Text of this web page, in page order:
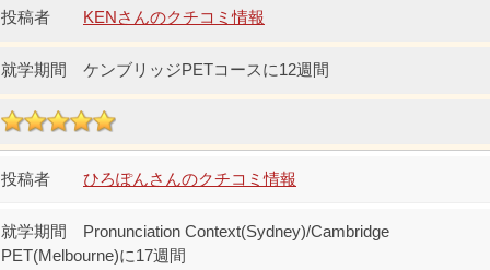
KENさんのクチコミ情報
ケンブリッジPETコースに12週間
ひろぽんさんのクチコミ情報
Pronunciation Context(Sydney)/Cambridge
PET(Melbourne)に17週間